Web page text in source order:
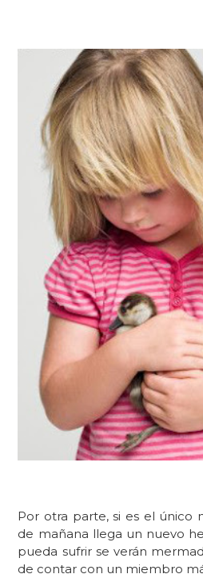
Por otra parte, si es el único
de mañana llega un nuevo
pueda sufrir se verán
de contar con un miembro